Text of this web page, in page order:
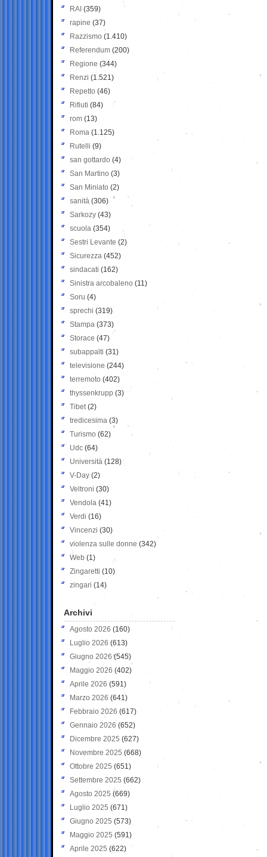
RAI (359)
rapine (37)
Razzismo (1.410)
Referendum (200)
Regione (344)
Renzi (1.521)
Repetto (46)
Rifiuti (84)
rom (13)
Roma (1.125)
Rutelli (9)
san gottardo (4)
San Martino (3)
San Miniato (2)
sanità (306)
Sarkozy (43)
scuola (354)
Sestri Levante (2)
Sicurezza (452)
sindacati (162)
Sinistra arcobaleno (11)
Soru (4)
sprechi (319)
Stampa (373)
Storace (47)
subappalti (31)
televisione(244)
terremoto (402)
thyssenkrupp (3)
Tibet(2)
tredicesima (3)
Turismo (62)
Udc (64)
Università (128)
V-Day (2)
Veltroni (30)
Vendola (41)
Verdi (16)
Vincenzi (30)
violenza sulle donne (342)
Web (1)
Zingaretti (10)
zingari (14)
Archivi
Agosto 2026 (160)
Luglio 2026 (613)
Giugno 2026 (545)
Maggio 2026 (402)
Aprile 2026 (591)
Marzo 2026 (641)
Febbraio 2026 (617)
Gennaio 2026 (652)
Dicembre 2025 (627)
Novembre 2025 (668)
Ottobre 2025 (651)
Settembre 2025 (662)
Agosto 2025 (669)
Luglio 2025 (671)
Giugno 2025 (573)
Maggio 2025 (591)
Aprile 2025 (622)